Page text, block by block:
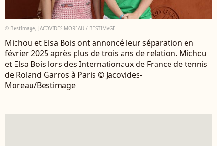
© BestImage, JACOVIDES-MOREAU / BESTIMAGE
Michou et Elsa Bois ont annoncé leur séparation en
février 2025 après plus de trois ans de relation. Michou
et Elsa Bois lors des Internationaux de France de tennis
de Roland Garros à Paris © Jacovides-
Moreau/Bestimage